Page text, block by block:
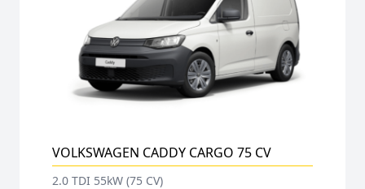
VOLKSWAGEN CADDY CARGO 75 CV
2.0 TDI 55kW (75 CV)